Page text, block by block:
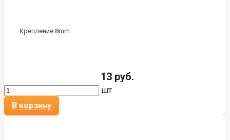
Крепление 8mm
13 руб.
шт
В корзину